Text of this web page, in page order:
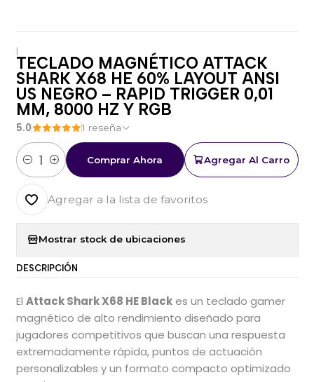
|
TECLADO MAGNÉTICO ATTACK
SHARK X68 HE 60% LAYOUT ANSI
US NEGRO – RAPID TRIGGER 0,01
MM, 8000 HZ Y RGB
5.0 1 reseña
Cantidad
Agregar Al Carro
Comprar Ahora
Agregar a la lista de favoritos
Mostrar stock de ubicaciones
DESCRIPCIÓN
El Attack Shark X68 HE Blackes un teclado gamer
magnético de alto rendimiento diseñado para
jugadores competitivos que buscan una respuesta
extremadamente rápida, puntos de actuación
personalizables y un formato compacto optimizado